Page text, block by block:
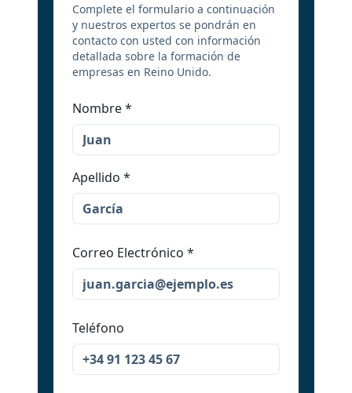
Complete el formulario a continuación
y nuestros expertos se pondrán en
contacto con usted con información
detallada sobre la formación de
empresas en Reino Unido.
Nombre*
Apellido *
Correo Electrónico *
Teléfono